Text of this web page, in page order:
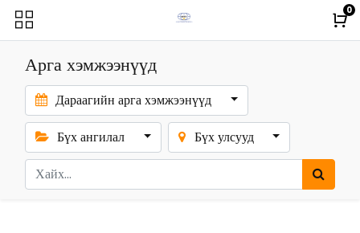
0
Арга хэмжээнүүд
Дараагийн арга хэмжээнүүд
Бүх ангилал
Бүх улсууд